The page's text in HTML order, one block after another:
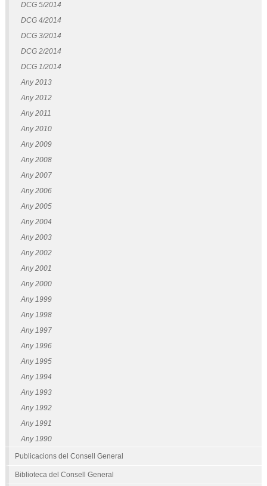
DCG 5/2014
DCG 4/2014
DCG 3/2014
DCG 2/2014
DCG 1/2014
Any 2013
Any 2012
Any 2011
Any 2010
Any 2009
Any 2008
Any 2007
Any 2006
Any 2005
Any 2004
Any 2003
Any 2002
Any 2001
Any 2000
Any 1999
Any 1998
Any 1997
Any 1996
Any 1995
Any 1994
Any 1993
Any 1992
Any 1991
Any 1990
Publicacions del Consell General
Biblioteca del Consell General